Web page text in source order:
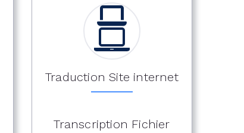
Traduction Site internet
Transcription Fichier